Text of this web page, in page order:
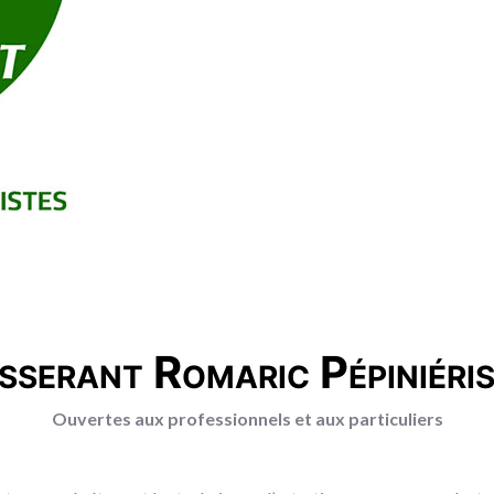
Romaric
Ouvertes aux professionnels et aux particuliers